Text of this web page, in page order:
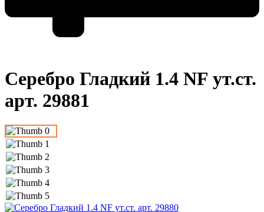
Серебро Гладкий 1.4 NF ут.ст.
арт. 29881